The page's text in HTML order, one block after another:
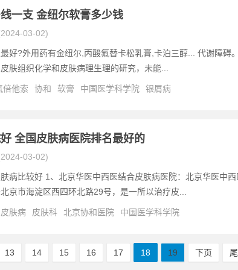
一支 金纽尔软膏多少钱
03-02)
好?外用药有金纽尔,丙酸氟替卡松乳膏,卡泊三醇... 代谢障碍。
肤组织化学和皮肤病理生理的研究，未能...
倍他索 协和 软膏 中国医学科学院 银屑病
全国皮肤病医院排名最好的
03-02)
病比较好 1、北京华医中西医结合皮肤病医院：北京华医中西
京市海淀区西四环北路29号，是一所以治疗皮...
皮肤病 皮肤科 北京协和医院 中国医学科学院
13 14 15 16 17 18 19 下页